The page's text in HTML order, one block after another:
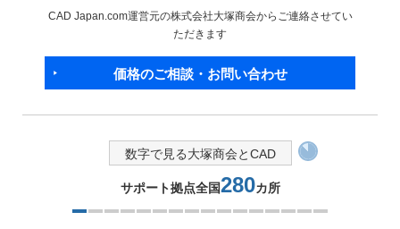
CAD Japan.com運営元の株式会社大塚商会からご連絡させてい
ただきます
価格のご相談・お問い合わせ
数字で見る大塚商会とCAD
サポート拠点全国280カ所